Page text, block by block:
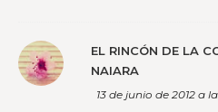
EL RINCÓN DE LA
NAIARA
13 de junio de 2012 a